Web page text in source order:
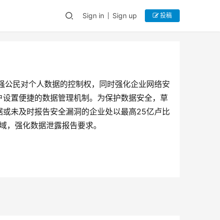
Sign in Sign up 投稿
民对个人数据的控制权，同时强化企业网络安
置便捷的数据管理机制。为保护数据安全，草
未及时报告安全漏洞的企业处以最高25亿卢比
强化数据泄露报告要求。